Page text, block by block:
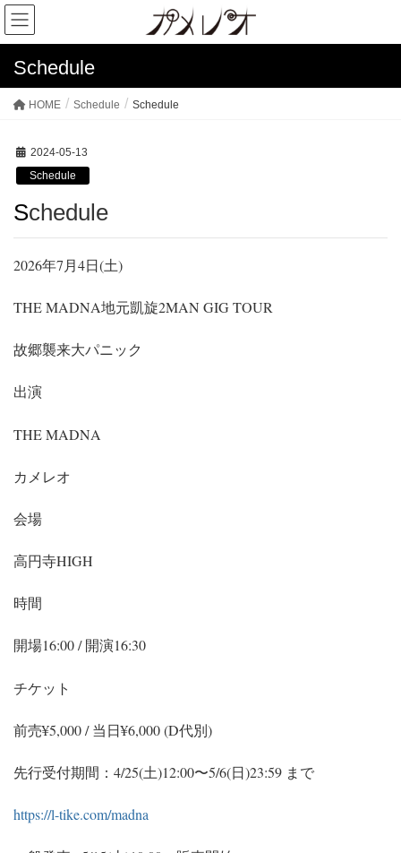
Schedule
HOME Schedule Schedule
2024-05-13
Schedule
Schedule
2026年7月4日(土)
THE MADNA地元凱旋2MAN GIG TOUR
故郷襲来大パニック
出演
THE MADNA
カメレオ
会場
高円寺HIGH
時間
開場16:00 / 開演16:30
チケット
前売¥5,000 / 当日¥6,000 (D代別)
先行受付期間：4/25(土)12:00〜5/6(日)23:59 まで
https://l-tike.com/madna